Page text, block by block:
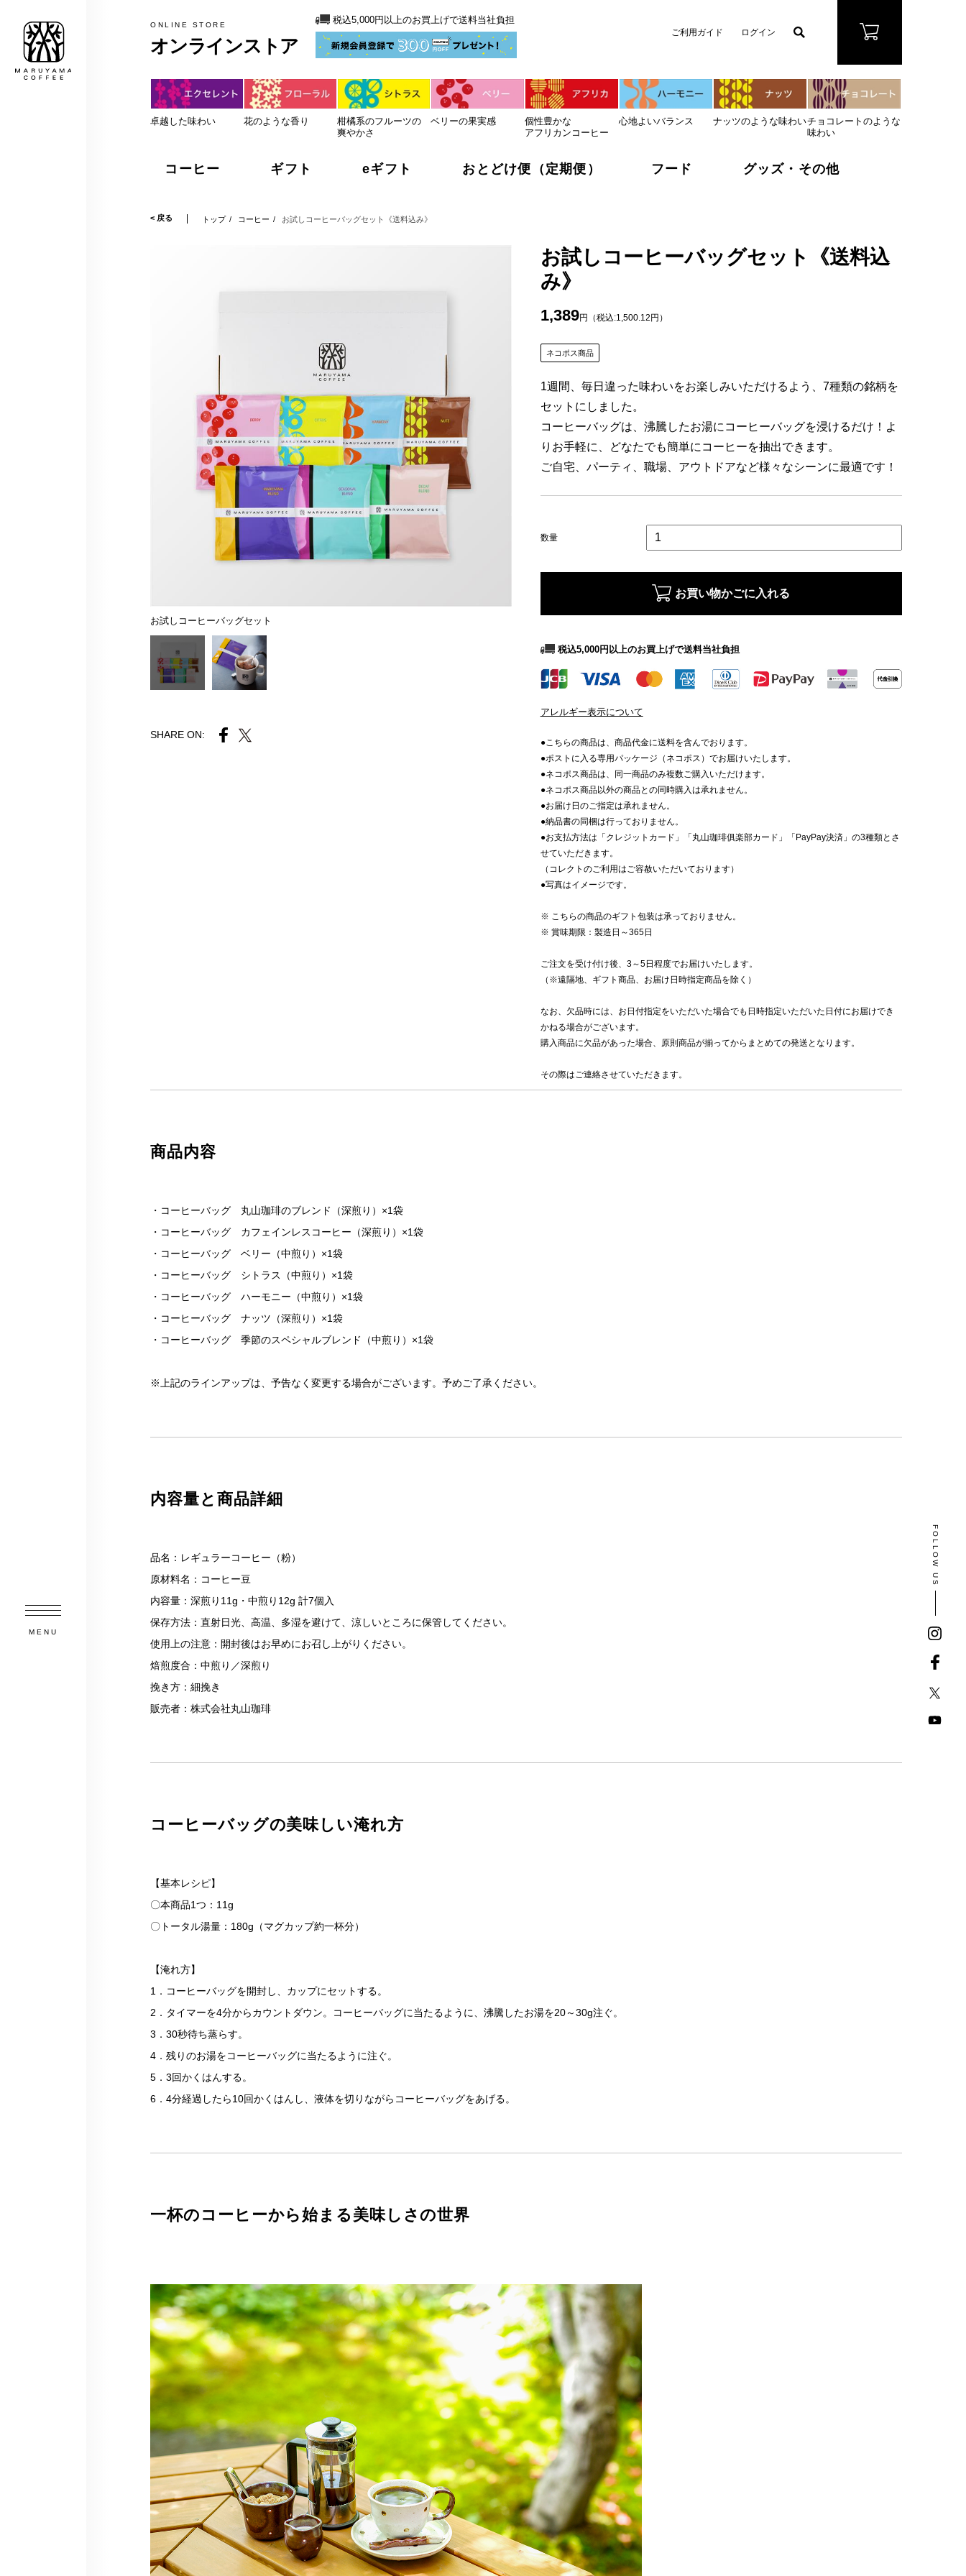
税込5,000円以上のお買上げで送料当社負担
MARUYAMA COFFEE
MENU
ONLINE STORE
オンラインストア
税込5,000円以上のお買上げで送料当社負担
ご利用ガイド ログイン
卓越した味わい 花のような香り
柑橘系のフルーツの
爽やかさ
ベリーの果実感
個性豊かな
アフリカンコーヒー
心地よいバランス ナッツのような味わいチョコレートのような
味わい
コーヒー ギフト eギフト おとどけ便（定期便） フード グッズ・その他
< 戻る トップ コーヒー お試しコーヒーバッグセット《送料込み》
お試しコーヒーバッグセット
SHARE ON:
お試しコーヒーバッグセット《送料込
み》
1,389円（税込:1,500.12円）
ネコポス商品
1週間、毎日違った味わいをお楽しみいただけるよう、7種類の銘柄を
セットにしました。
コーヒーバッグは、沸騰したお湯にコーヒーバッグを浸けるだけ！よ
りお手軽に、どなたでも簡単にコーヒーを抽出できます。
ご自宅、パーティ、職場、アウトドアなど様々なシーンに最適です！
数量
お買い物かごに入れる
税込5,000円以上のお買上げで送料当社負担
アレルギー表示について
●こちらの商品は、商品代金に送料を含んでおります。
●ポストに入る専用パッケージ（ネコポス）でお届けいたします。
●ネコポス商品は、同一商品のみ複数ご購入いただけます。
●ネコポス商品以外の商品との同時購入は承れません。
●お届け日のご指定は承れません。
●納品書の同梱は行っておりません。
●お支払方法は「クレジットカード」「丸山珈琲俱楽部カード」「PayPay決済」の3種類とさ
せていただきます。
（コレクトのご利用はご容赦いただいております）
●写真はイメージです。
※ こちらの商品のギフト包装は承っておりません。
※ 賞味期限：製造日～365日
ご注文を受け付け後、3～5日程度でお届けいたします。
（※遠隔地、ギフト商品、お届け日時指定商品を除く）
なお、欠品時には、お日付指定をいただいた場合でも日時指定いただいた日付にお届けでき
かねる場合がございます。
購入商品に欠品があった場合、原則商品が揃ってからまとめての発送となります。
その際はご連絡させていただきます。
商品内容
・コーヒーバッグ 丸山珈琲のブレンド（深煎り）×1袋
・コーヒーバッグ カフェインレスコーヒー（深煎り）×1袋
・コーヒーバッグ ベリー（中煎り）×1袋
・コーヒーバッグ シトラス（中煎り）×1袋
・コーヒーバッグ ハーモニー（中煎り）×1袋
・コーヒーバッグ ナッツ（深煎り）×1袋
・コーヒーバッグ 季節のスペシャルブレンド（中煎り）×1袋
※上記のラインアップは、予告なく変更する場合がございます。予めご了承ください。
内容量と商品詳細
品名：レギュラーコーヒー（粉）
原材料名：コーヒー豆
内容量：深煎り11g・中煎り12g 計7個入
保存方法：直射日光、高温、多湿を避けて、涼しいところに保管してください。
使用上の注意：開封後はお早めにお召し上がりください。
焙煎度合：中煎り／深煎り
挽き方：細挽き
販売者：株式会社丸山珈琲
コーヒーバッグの美味しい淹れ方
【基本レシピ】
〇本商品1つ：11g
〇トータル湯量：180g（マグカップ約一杯分）
【淹れ方】
1．コーヒーバッグを開封し、カップにセットする。
2．タイマーを4分からカウントダウン。コーヒーバッグに当たるように、沸騰したお湯を20～30g注ぐ。
3．30秒待ち蒸らす。
4．残りのお湯をコーヒーバッグに当たるように注ぐ。
5．3回かくはんする。
6．4分経過したら10回かくはんし、液体を切りながらコーヒーバッグをあげる。
一杯のコーヒーから始まる美味しさの世界
FOLLOW US